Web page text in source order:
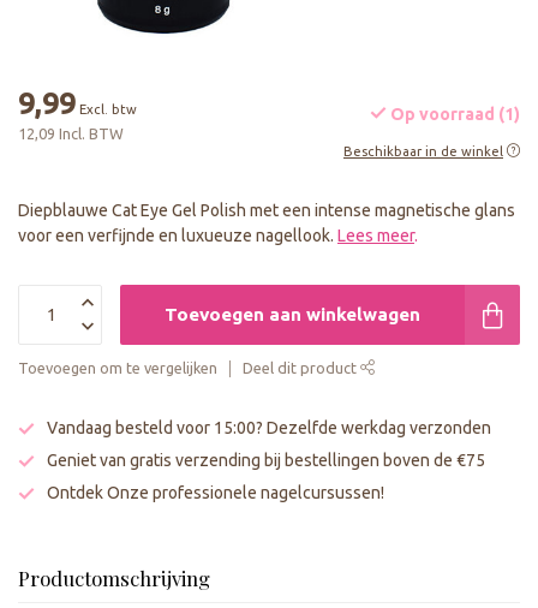
9,99 Excl. btw
12,09 Incl. BTW
Op voorraad (1)
Beschikbaar in de winkel
Diepblauwe Cat Eye Gel Polish met een intense magnetische glans
voor een verfijnde en luxueuze nagellook. Lees meer.
Toevoegen aan winkelwagen
Toevoegen om te vergelijken Deel dit product
Vandaag besteld voor 15:00? Dezelfde werkdag verzonden
Geniet van gratis verzending bij bestellingen boven de €75
Ontdek Onze professionele nagelcursussen!
Productomschrijving